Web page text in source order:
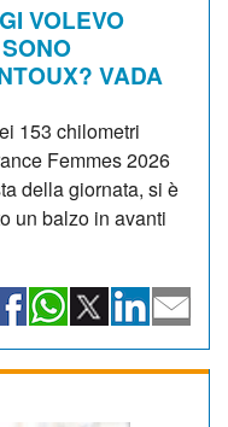
VOLEVO
VADA
153 chilometri
Femmes 2026
della giornata, si è
un balzo in avanti